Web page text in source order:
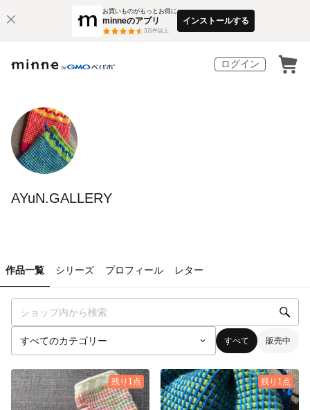
お買いものがもっとお得に
minneのアプリ
3万件以上
インストールする
ログイン
AYuN.GALLERY
作品一覧 シリーズ プロフィール レター
すべて 販売中
残り1点 残り1点